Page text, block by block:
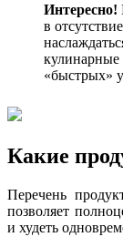
Интересно!
в
кулинарные
«быстрых»
Какие
Перечень
позволяет
и худеть